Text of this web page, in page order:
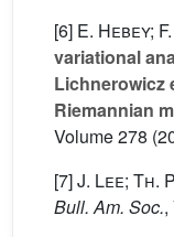
[6] E. Hebey;
variational
Lichnerowicz
Riemannian
Volume 278
[7]J. Lee; Th.
Bull. Am. Soc.,